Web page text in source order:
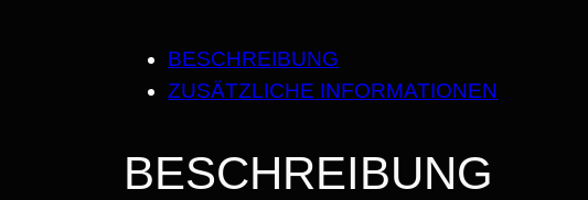
BESCHREIBUNG
ZUSÄTZLICHE INFORMATIONEN
BESCHREIBUNG